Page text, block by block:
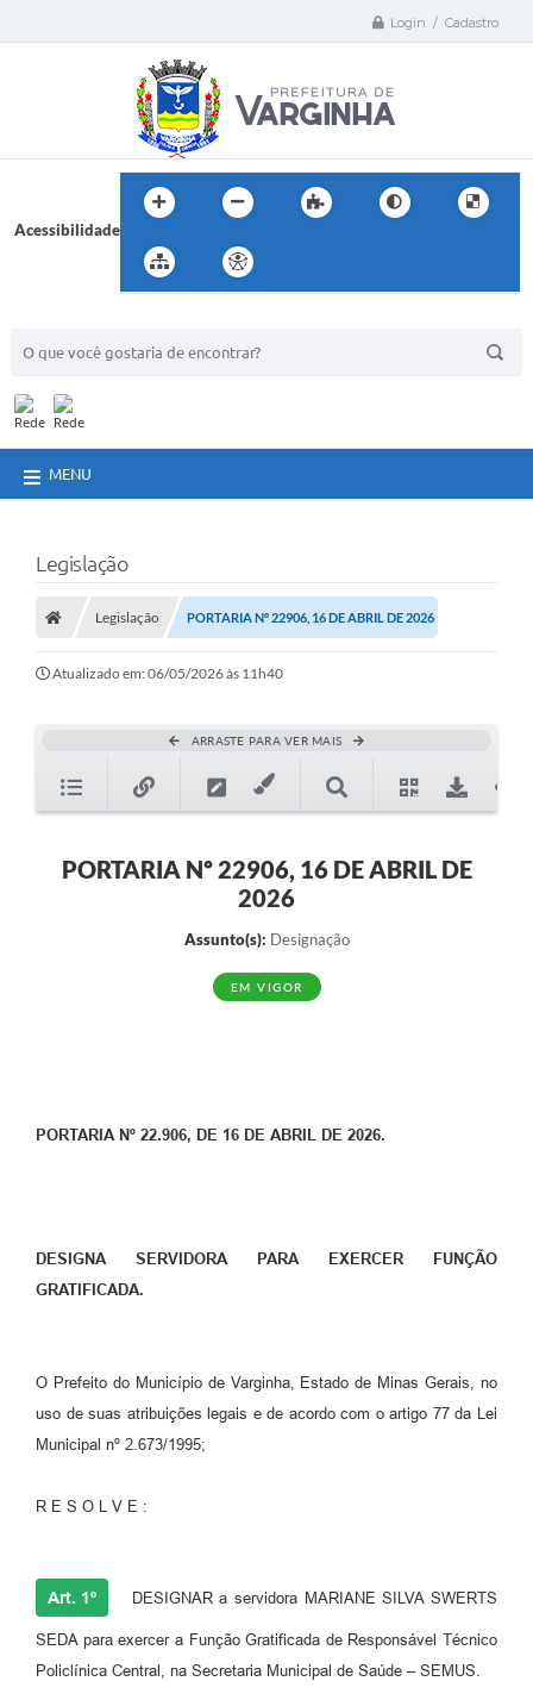
Login / Cadastro
Acessibilidade
MENU
Legislação
Legislação PORTARIA Nº 22906, 16 DE ABRIL DE 2026
Atualizado em: 06/05/2026 às 11h40
ARRASTE PARA VER MAIS
PORTARIA Nº 22906, 16 DE ABRIL DE
2026
Assunto(s): Designação
EM VIGOR
PORTARIA Nº 22.906, DE 16 DE ABRIL DE 2026.
DESIGNA SERVIDORA PARA EXERCER FUNÇÃO
GRATIFICADA.
O Prefeito do Município de Varginha, Estado de Minas Gerais, no
uso de suas atribuições legais e de acordo com o artigo 77 da Lei
Municipal nº 2.673/1995;
R E S O L V E :
Art. 1º DESIGNAR a servidora MARIANE SILVA SWERTS
SEDA para exercer a Função Gratificada de Responsável Técnico
Policlínica Central, na Secretaria Municipal de Saúde – SEMUS.